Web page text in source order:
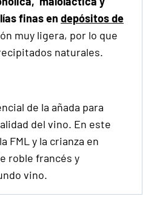
finas en depósitos de
muy ligera, por lo que
naturales.
de la añada para
del vino. En este
FML y la crianza en
roble francés y
vino.